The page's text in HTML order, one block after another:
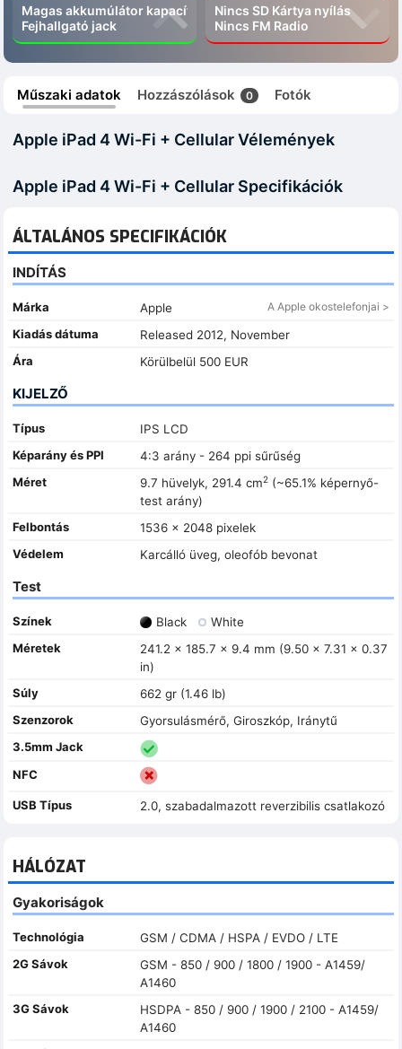
Magas akkumúlátor kapacítás
Fejhallgató jack
Nincs SD Kártya nyílás
Nincs FM Radio
Műszaki adatok Hozzászólások 0 Fotók
Apple iPad 4 Wi-Fi + Cellular Vélemények
Apple iPad 4 Wi-Fi + Cellular Specifikációk
ÁLTALÁNOS SPECIFIKÁCIÓK
INDÍTÁS
Márka Apple A Apple okostelefonjai >
Kiadás dátuma
Released 2012, November
Ára
Körülbelül 500 EUR
KIJELZŐ
Típus
IPS LCD
Képarány és PPI
4:3 arány - 264 ppi sűrűség
Méret
9.7 hüvelyk, 291.4 cm2(~65.1% képernyő-
test arány)
Felbontás
1536 x 2048 pixelek
Védelem
Karcálló üveg, oleofób bevonat
Test
Színek Black
White
Méretek
241.2 x 185.7 x 9.4 mm (9.50 x 7.31 x 0.37
in)
Súly
662 gr (1.46 lb)
Szenzorok
Gyorsulásmérő, Giroszkóp, Iránytű
3.5mm Jack
NFC
USB Típus 2.0, szabadalmazott reverzibilis csatlakozó
HÁLÓZAT
Gyakoriságok
Technológia
GSM / CDMA / HSPA / EVDO / LTE
2G Sávok
GSM - 850 / 900 / 1800 / 1900 - A1459/
A1460
3G Sávok
HSDPA - 850 / 900 / 1900 / 2100 - A1459/
A1460